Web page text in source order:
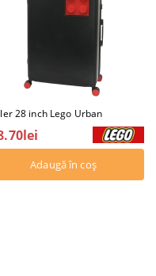
28 inch Lego Urban